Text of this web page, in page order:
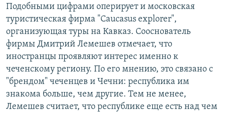
Подобными цифрами оперирует и московская
туристическая фирма "Caucasus explorer",
организующая туры на Кавказ. Сооснователь
фирмы Дмитрий Лемешев отмечает, что
иностранцы проявляют интерес именно к
чеченскому региону. По его мнению, это связано с
"брендом" чеченцев и Чечни: республика им
знакома больше, чем другие. Тем не менее,
Лемешев считает, что республике еще есть над чем